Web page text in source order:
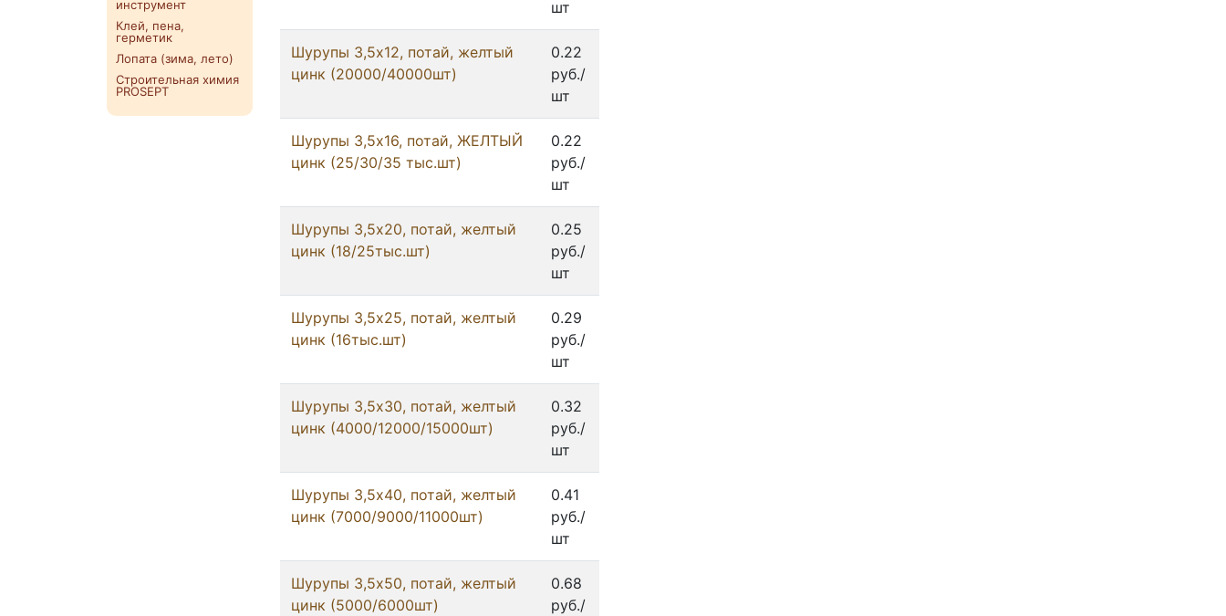
инструмент
Клей, пена,
герметик
Лопата (зима, лето)
Строительная химия
PROSEPT
шт
Шурупы 3,5x12, потай, желтый
цинк (20000/40000шт)
0.22
руб./
шт
Шурупы 3,5x16, потай, ЖЕЛТЫЙ
цинк (25/30/35 тыс.шт)
0.22
руб./
шт
Шурупы 3,5x20, потай, желтый
цинк (18/25тыс.шт)
0.25
руб./
шт
Шурупы 3,5x25, потай, желтый
цинк (16тыс.шт)
0.29
руб./
шт
Шурупы 3,5x30, потай, желтый
цинк (4000/12000/15000шт)
0.32
руб./
шт
Шурупы 3,5x40, потай, желтый
цинк (7000/9000/11000шт)
0.41
руб./
шт
Шурупы 3,5x50, потай, желтый
цинк (5000/6000шт)
0.68
руб./